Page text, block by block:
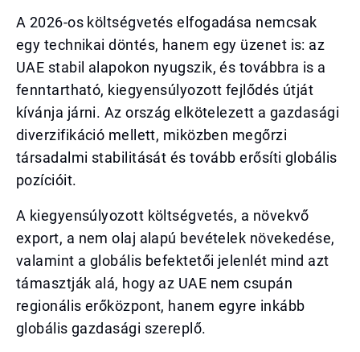
A 2026-os költségvetés elfogadása nemcsak
egy technikai döntés, hanem egy üzenet is: az
UAE stabil alapokon nyugszik, és továbbra is a
fenntartható, kiegyensúlyozott fejlődés útját
kívánja járni. Az ország elkötelezett a gazdasági
diverzifikáció mellett, miközben megőrzi
társadalmi stabilitását és tovább erősíti globális
pozícióit.
A kiegyensúlyozott költségvetés, a növekvő
export, a nem olaj alapú bevételek növekedése,
valamint a globális befektetői jelenlét mind azt
támasztják alá, hogy az UAE nem csupán
regionális erőközpont, hanem egyre inkább
globális gazdasági szereplő.